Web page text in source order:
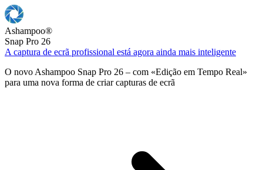
Ashampoo®
Snap Pro 26
A captura de ecrã profissional está agora ainda mais inteligente
O novo Ashampoo Snap Pro 26 – com «Edição em Tempo Real»
para uma nova forma de criar capturas de ecrã